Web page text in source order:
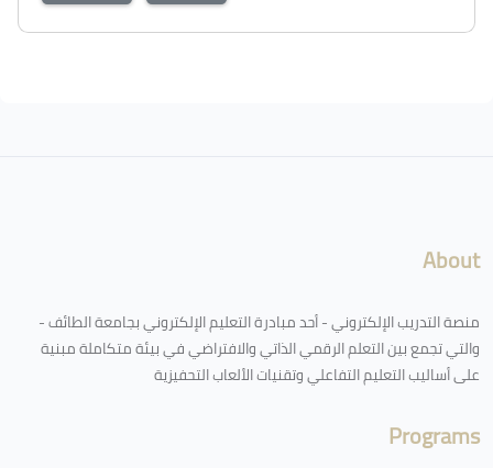
About
منصة التدريب الإلكتروني - أحد مبادرة التعليم الإلكتروني بجامعة الطائف -
والتي تجمع بين التعلم الرقمي الذاتي والافتراضي في بيئة متكاملة مبنية
على أساليب التعليم التفاعلي وتقنيات الألعاب التحفيزية
Programs